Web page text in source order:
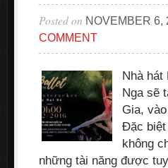
Posted on NOVEMBER 6,
COMMENT
Nhà hát
Nga sẽ
Gia,
Đặc biệt
không
những tài năng được